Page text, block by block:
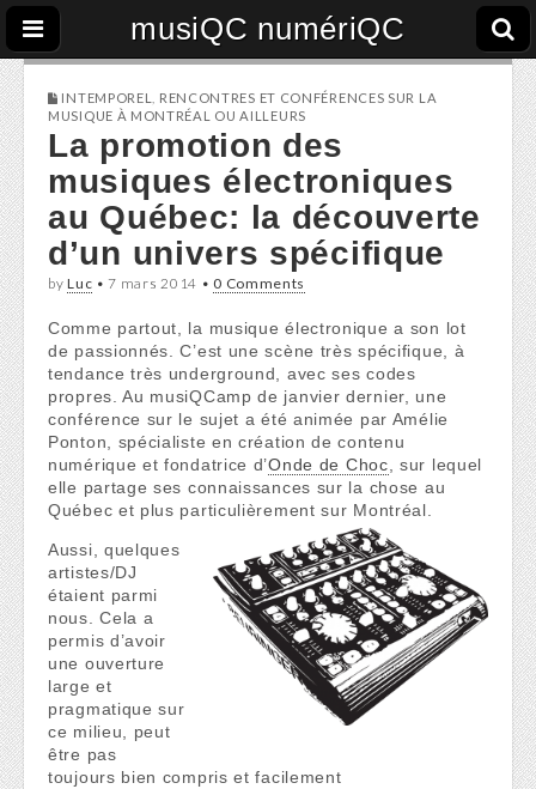
musiQC numériQC
INTEMPOREL
RENCONTRES ET CONFÉRENCES SUR LA
MUSIQUE À MONTRÉAL OU AILLEURS
La promotion des
musiques électroniques
au Québec: la découverte
d’un univers spécifique
byLuc •7 mars 2014 • 0 Comments
Comme partout, la musique électronique a son lot
de passionnés. C’est une scène très spécifique, à
tendance très underground, avec ses codes
propres. Au musiQCamp de janvier dernier, une
conférence sur le sujet a été animée par Amélie
Ponton, spécialiste en création de contenu
numérique et fondatrice d’Onde de Choc , sur lequel
elle partage ses connaissances sur la chose au
Québec et plus particulièrement sur Montréal.
Aussi, quelques
artistes/DJ
étaient parmi
nous. Cela a
permis d’avoir
une ouverture
large et
pragmatique sur
ce milieu, peut
être pas
toujours bien compris et facilement